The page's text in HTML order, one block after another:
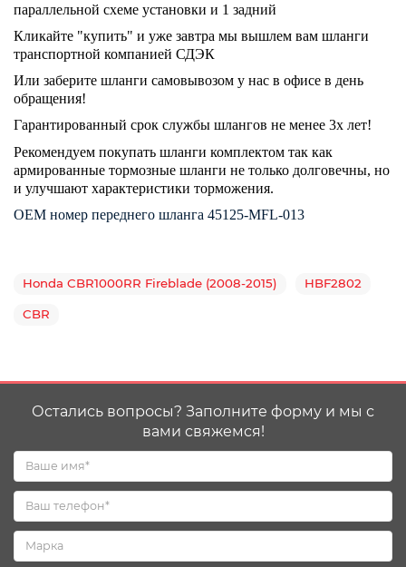
параллельной схеме установки и 1 задний
Кликайте "купить" и уже завтра мы вышлем вам шланги
транспортной компанией СДЭК
Или заберите шланги самовывозом у нас в офисе в день
обращения!
Гарантированный срок службы шлангов не менее 3х лет!
Рекомендуем покупать шланги комплектом так как
армированные тормозные шланги не только долговечны, но
и улучшают характеристики торможения.
ОЕМ номер переднего шланга 45125-MFL-013
Honda CBR1000RR Fireblade (2008-2015) HBF2802
CBR
Остались вопросы? Заполните форму и мы с
вами свяжемся!